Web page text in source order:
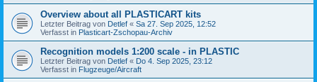
Overview about all PLASTICART kits
Letzter Beitrag von Detlef « Sa 27. Sep 2025, 12:52
Verfasst in Plasticart-Zschopau-Archiv
Recognition models 1:200 scale - in PLASTIC
Letzter Beitrag von Detlef « Do 4. Sep 2025, 23:12
Verfasst in Flugzeuge/Aircraft